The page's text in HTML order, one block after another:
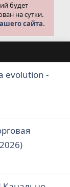
будет
на сутки.
сайта.
evolution -